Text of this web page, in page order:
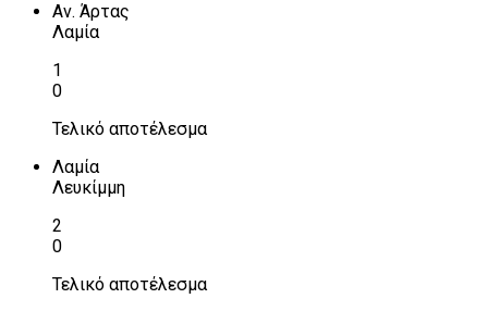
Αν. Άρτας
Λαμία
1
0
Τελικό αποτέλεσμα
Λαμία
Λευκίμμη
2
0
Τελικό αποτέλεσμα